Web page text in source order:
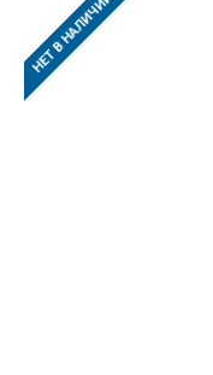
НЕТ В НАЛИЧИИ